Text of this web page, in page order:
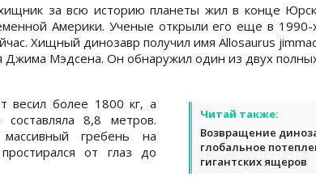
за всю историю планеты жил в конце
Америки. Ученые открыли его еще в
Хищный динозавр получил имя Allosaurus
Джима Мэдсена. Он обнаружил один из двух
Читай также:
Возвращение
глобальное
гигантских ящеров
весил более 1800 кг, а
составляла 8,8 метров.
гребень на
от глаз до